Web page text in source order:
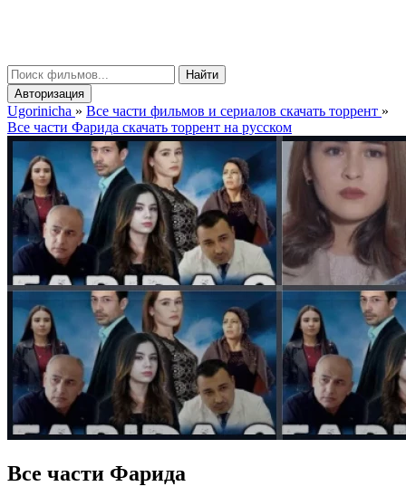
Найти
Авторизация
Ugorinicha » Все части фильмов и сериалов скачать торрент »
Все части Фарида скачать торрент на русском
Все части Фарида